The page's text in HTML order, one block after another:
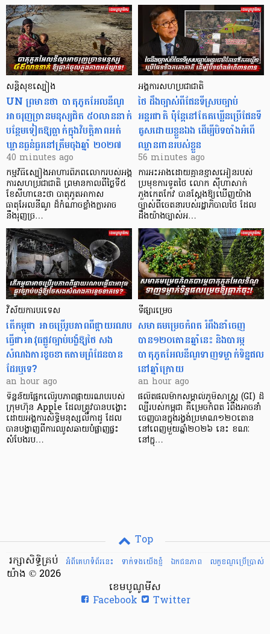
សន្តិសុខស្បៀង
UN ព្រមានថា បាតុភូតអែលនីណូ
អាចរុញច្រានមនុស្សជិត ៥០លាននាក់
បន្ថែមទៀតឱ្យធ្លាក់ក្នុងវិបត្តិ​ភាពអត់
ឃ្លានធ្ងន់ធ្ងរនៅត្រឹមចុងឆ្នាំ ២០២៧
40 minutes ago
កម្មវិធីស្បៀងអាហារពិភពលោករបស់អង្គ
ការសហប្រជាជាតិ ព្រមាន​កាលពីថ្ងៃទី៥
ខែសីហានេះថា បាតុភូតអាកាស
ធាតុអែលនីណូ ដ៏កំណាចខ្លាំងក្លាអាច
នឹងរុញច្រ…
អង្គការសហប្រជាជាតិ
ថៃ ដឹងច្បាស់ពីផែនទីស្របច្បាប់
អន្តរជាតិ ប៉ុន្តែនៅតែគឃ្លើនប្រើផែនទី
គូសដោយខ្លួនឯង ដើម្បីបិទបាំងអំពើ
ឈ្លានពានរបស់ខ្លួន
56 minutes ago
ការអះអាងដោយគ្មានខ្មាសអៀនរបស់
ប្រមុខការទូតថៃ លោក ស៊ីហាសាក់
ភួងកេតកែវ បានស្តែងឱ្យឃើញយ៉ាង
ច្បាស់ពីចេតនារបស់រដ្ឋាភិបាលថៃ ដែល
ដឹងយ៉ាងច្បាស់អ…
វិស័យការបរទេស
តើកម្ពុជា អាចប្រើរូបភាពពីផ្កាយរណប
ធ្វើជាអាវុធផ្លូវច្បាប់បង្ខំឱ្យថៃ សង
សំណងការខូចខាតតាមព្រំដែនបាន
ដែរឬទេ?​
an hour ago
ទិន្នន័យផ្អែកលើរូបភាពផ្កាយរណបរបស់
ក្រុមហ៊ុន Apple ដែលត្រូវបានបង្ហោះ
ដោយអង្គការសិទ្ធិមនុស្សលីកាដូ ដែល
បានបង្ហាញពីការឈូសឆាយបំផ្លាញផ្ទះ
សំបែងរប…
ទីផ្សារម្រេច
សមាគមម្រេចកំពត រំពឹងនាំចេញ
បាន១២០តោនឆ្នាំនេះ និងបារម្ភ
បាតុភូតអែលនីណូទាញទម្លាក់ទិន្នផល
នៅឆ្នាំក្រោយ
an hour ago
ផលិតផលម៉ាកសម្គាល់ភូមិសាស្ត្រ (GI) ដ៏
ល្បីរបស់កម្ពុជា គឺម្រេចកំពត រំពឹងអាចនាំ
ចេញបានក្នុងរង្វង់ប្រមាណ១២០តោន
នៅពេញមួយឆ្នាំ២០២៦ នេះ ខណៈ
នៅក្នុ…
Top
អំពីគេហទំព័រនេះ
ទាក់ទងយើងខ្ញំ ឯកជនភាព លក្ខខណ្ឌ​ប្រើ​ប្រាស់
រក្សាសិទ្ធិគ្រប់
យ៉ាង © 2026
ខេមបូណូមីស
Facebook
Twitter